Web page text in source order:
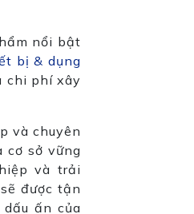
nổi bật
bị & dụng
chi phí xây
và chuyên
cơ sở vững
và trải
được tận
ấn của